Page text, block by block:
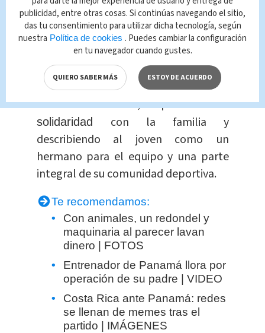
para contribuir al equipoJVy apoyar
a suhermano menoren el campo.
El club defútbol americanoal que
pertenecíaOmmatttambién se ha
unido a la causa, expresando su
solidaridad con la familia y
describiendo al joven como un
hermano para el equipo y una parte
integral de su comunidad deportiva.
Te recomendamos:
Con animales, un redondel y
maquinaria al parecer lavan
dinero | FOTOS
Entrenador de Panamá llora por
operación de su padre | VIDEO
Costa Rica ante Panamá: redes
se llenan de memes tras el
partido | IMÁGENES
publicidad, entre otras cosas. Si continúas navegando el sitio,
das tu consentimiento para utilizar dicha tecnología, según
nuestra Política de cookies . Puedes cambiar la configuración
en tu navegador cuando gustes.
QUIERO SABER MÁS ESTOY DE ACUERDO